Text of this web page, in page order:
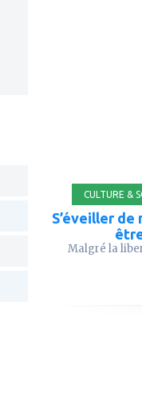
CULTURE &
S’éveiller de
Malgré la